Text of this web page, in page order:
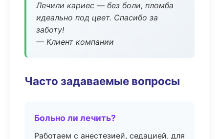
Лечили кариес — без боли, пломба
идеально под цвет. Спасибо за
заботу!
— Клиент компании
Часто задаваемые вопросы
Больно ли лечить?
Работаем с анестезией, седацией, для